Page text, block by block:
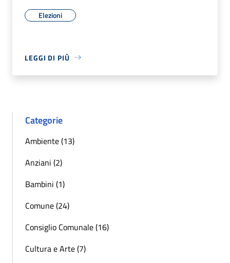
Elezioni
LEGGI DI PIÙ
Categorie
Ambiente (13)
Anziani (2)
Bambini (1)
Comune (24)
Consiglio Comunale (16)
Cultura e Arte (7)